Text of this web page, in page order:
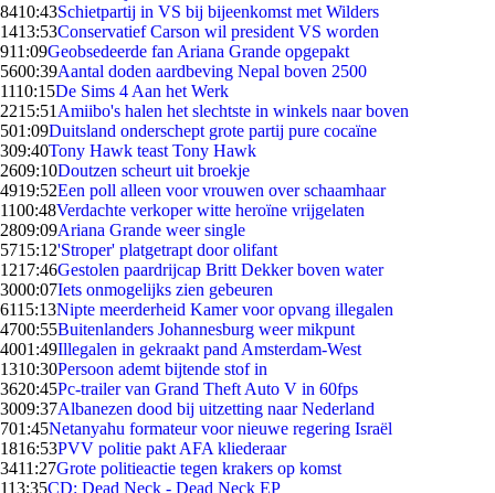
8410:43Schietpartij in VS bij bijeenkomst met Wilders
1413:53Conservatief Carson wil president VS worden
911:09Geobsedeerde fan Ariana Grande opgepakt
5600:39Aantal doden aardbeving Nepal boven 2500
1110:15De Sims 4 Aan het Werk
2215:51 Amiibo's halen het slechtste in winkels naar boven
501:09Duitsland onderschept grote partij pure cocaïne
309:40Tony Hawk teast Tony Hawk
2609:10Doutzen scheurt uit broekje
4919:52Een poll alleen voor vrouwen over schaamhaar
1100:48Verdachte verkoper witte heroïne vrijgelaten
2809:09Ariana Grande weer single
5715:12'Stroper' platgetrapt door olifant
1217:46Gestolen paardrijcap Britt Dekker boven water
3000:07Iets onmogelijks zien gebeuren
6115:13Nipte meerderheid Kamer voor opvang illegalen
4700:55Buitenlanders Johannesburg weer mikpunt
4001:49Illegalen in gekraakt pand Amsterdam-West
1310:30Persoon ademt bijtende stof in
3620:45Pc-trailer van Grand Theft Auto V in 60fps
3009:37Albanezen dood bij uitzetting naar Nederland
701:45Netanyahu formateur voor nieuwe regering Israël
1816:53PVV politie pakt AFA kliederaar
3411:27Grote politieactie tegen krakers op komst
113:35CD: Dead Neck - Dead Neck EP